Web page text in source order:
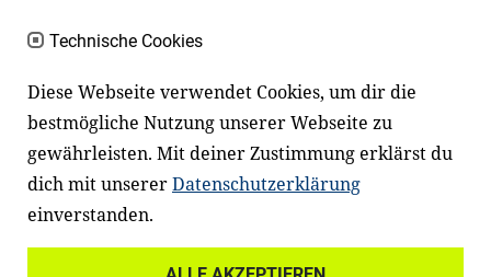
an Familien sowie an Erzieher*innen,
Fachexpert*innen. Dafür arbeiten wir eng
mit Ministerien, wissenschaftlichen
Einrichtungen, Verbänden, Unternehmen
und anderen Stiftungen zusammen.
Technische Cookies
Diese Webseite verwendet Cookies, um dir die
bestmögliche Nutzung unserer Webseite zu
gewährleisten. Mit deiner Zustimmung erklärst du
dich mit unsererDatenschutzerklärung
einverstanden.